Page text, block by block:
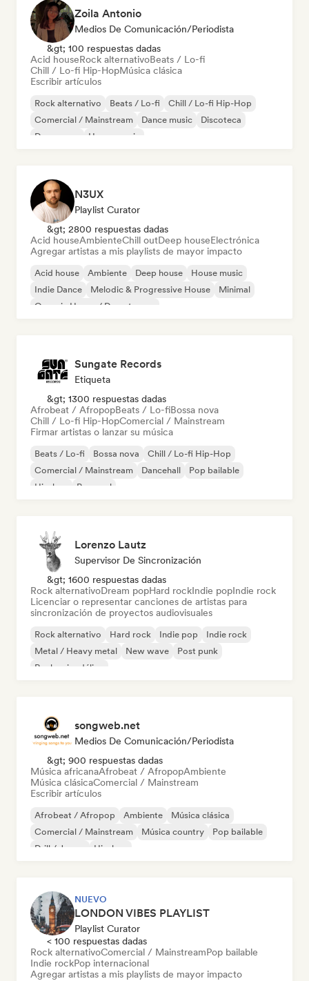
Zoila Antonio
Medios De Comunicación/Periodista
&gt; 100 respuestas dadas
Acid houseRock alternativoBeats / Lo-fi
Chill / Lo-fi Hip-HopMúsica clásica
Escribir artículos
Rock alternativo Beats / Lo-fi
Chill / Lo-fi Hip-Hop
Comercial / Mainstream
Dance music
Discoteca
Dream pop
House music
N3UX
Playlist Curator
&gt; 2800 respuestas dadas
Acid houseAmbienteChill outDeep houseElectrónica
Agregar artistas a mis playlists de mayor impacto
Acid house Ambiente Deep house
House music
Indie Dance
Melodic & Progressive House
Minimal
Organic House / Downtempo
Sungate Records
Etiqueta
&gt; 1300 respuestas dadas
Afrobeat / AfropopBeats / Lo-fiBossa nova
Chill / Lo-fi Hip-HopComercial / Mainstream
Firmar artistas o lanzar su música
Beats / Lo-fi Bossa nova
Chill / Lo-fi Hip-Hop
Comercial / Mainstream
Dancehall
Pop bailable
Hip-hop
Pop soul
Lorenzo Lautz
Supervisor De Sincronización
&gt; 1600 respuestas dadas
Rock alternativoDream popHard rockIndie popIndie rock
Licenciar o representar canciones de artistas para
sincronización de proyectos audiovisuales
Rock alternativo Hard rock Indie pop
Indie rock
Metal / Heavy metal
New wave
Post punk
Rock psicodélico
songweb.net
Medios De Comunicación/Periodista
&gt; 900 respuestas dadas
Música africanaAfrobeat / AfropopAmbiente
Música clásicaComercial / Mainstream
Escribir artículos
Afrobeat / Afropop Ambiente
Música clásica
Comercial / Mainstream
Música country
Pop bailable
Drill / Jersey
Hip-hop
NUEVO
LONDON VIBES PLAYLIST
Playlist Curator
< 100 respuestas dadas
Rock alternativoComercial / MainstreamPop bailable
Indie rockPop internacional
Agregar artistas a mis playlists de mayor impacto